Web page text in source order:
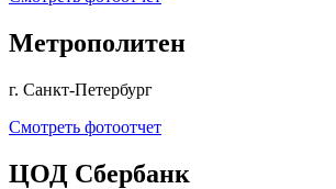
Метрополитен
г. Санкт-Петербург
Смотреть фотоотчет
ЦОД Сбербанк